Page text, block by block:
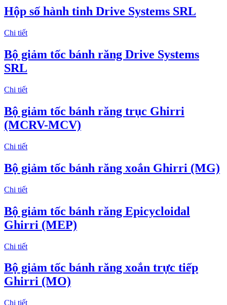
Hộp số hành tinh Drive Systems SRL
Chi tiết
Bộ giảm tốc bánh răng Drive Systems
SRL
Chi tiết
Bộ giảm tốc bánh răng trục Ghirri
(MCRV-MCV)
Chi tiết
Bộ giảm tốc bánh răng xoắn Ghirri (MG)
Chi tiết
Bộ giảm tốc bánh răng Epicycloidal
Ghirri (MEP)
Chi tiết
Bộ giảm tốc bánh răng xoắn trực tiếp
Ghirri (MO)
Chi tiết